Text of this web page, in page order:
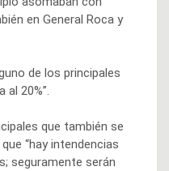
en General Roca y
de los principales
al 20%”.
que también se
“hay intendencias
seguramente serán